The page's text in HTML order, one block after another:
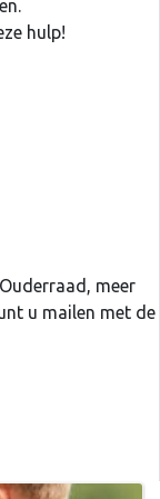
hulp!
meer
u mailen met de